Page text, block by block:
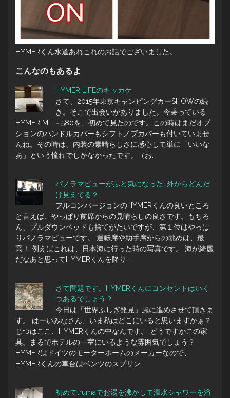
HYMERくん水道あれこれのお話でございました。
こんなのもあるよ
HYMER LIFEのキッカケ
さて、2015年東京キャンピングカーSHOWの続
き。そこで出会いがありました。今乗っている
HYMER MLI－580を、初めて見たのです。この時はまだオプ
ションのハンドルカバーもシフトノブカバーも付いていませ
んね。その時は、内装の素晴らしさに感心して単に「いいな
あ」という憧れでしかなかったです。（お…
パノラマビューがふと気になった…外からどんだ
け見えてる？
フルコンバージョンのHYMERくんの良いところ
と言えば、やっぱり前席からの見晴らしの良さです。もちろ
ん、プルダウンベッドも捨てがたいですが、第１位はやっぱ
りパノラマビューです。 運転席や助手席からの眺めは、最
高！ 例えばこれは、日本海に行った時の写真です。 海が綺麗
だなあと思ってHYMERくんを降り…
さて問題です。HYMERくんにコンセントはいく
つあるでしょう？
今日は「世界ふしぎ発見」風に進めさせて頂きま
す。 はーいみなさん、いま私はどこにいると思いますかぁ？
じつはここ、HYMERくんの中なんです。 どうですかこの家
具。まるでホテルの一室にいるような雰囲気でしょう？
HYMERはドイツのモーターホームのメーカーなので、
HYMERくんの車台はベンツのスプリン…
初めてtrumaでお湯を沸かして温水シャワーを浴